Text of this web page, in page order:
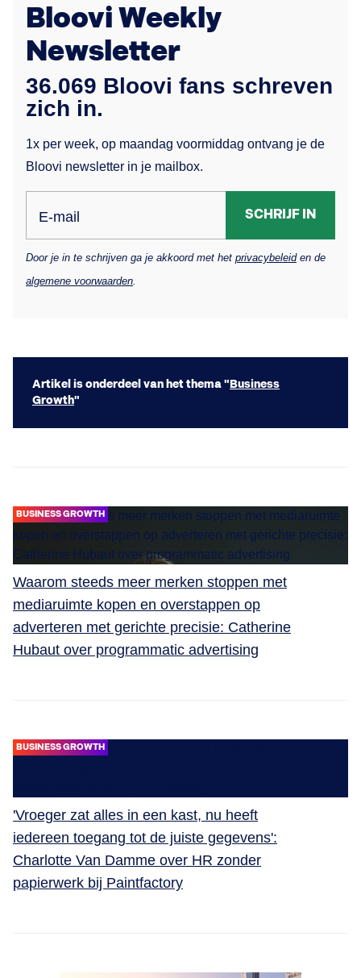
Bloovi Weekly
Newsletter
36.069 Bloovi fans schreven
zich in.
1x per week, op maandag voormiddag ontvang je de
Bloovi newsletter in je mailbox.
E-mail SCHRIJF IN
Door je in te schrijven ga je akkoord met het privacybeleiden de
algemene voorwaarden
Artikel is onderdeel van het thema "Business
Growth"
BUSINESS GROWTH
Waarom steeds meer merken stoppen met
mediaruimte kopen en overstappen op
adverteren met gerichte precisie: Catherine
Hubaut over programmatic advertising
BUSINESS GROWTH
'Vroeger zat alles in een kast, nu heeft
iedereen toegang tot de juiste gegevens':
Charlotte Van Damme over HR zonder
papierwerk bij Paintfactory